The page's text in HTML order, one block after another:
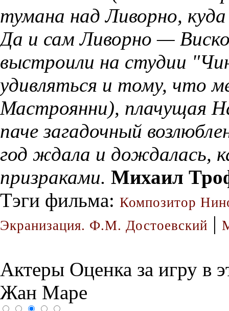
тумана над Ливорно,
Да и сам Ливорно —
выстроили на студии
удивляться и тому, что
Мастроянни), плачущая
паче загадочный
год ждала и дождалась,
призраками. Михаил
Тэги фильма: Композитор
Экранизация. Ф.М. Достоевский |
Актеры Оценка за игру в
Жан Маре